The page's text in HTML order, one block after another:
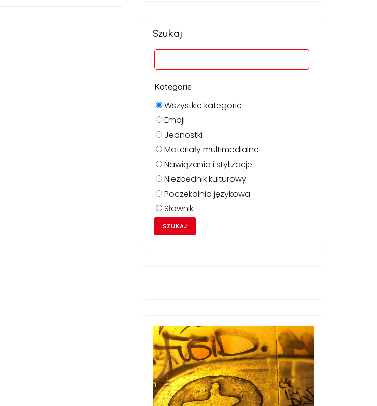
Szukaj
Kategorie
Wszystkie kategorie
Emoji
Jednostki
Materiały multimedialne
Nawiązania i stylizacje
Niezbędnik kulturowy
Poczekalnia językowa
Słownik